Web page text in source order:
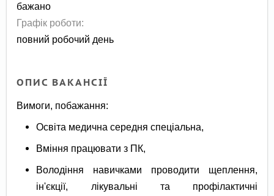
бажано
Графік роботи:
повний робочий день
ОПИС ВАКАНСІЇ
Вимоги, побажання:
Освіта медична середня спеціальна,
Вміння працювати з ПК,
Володіння навичками проводити щеплення,
ін'єкції, лікувальні та профілактичні